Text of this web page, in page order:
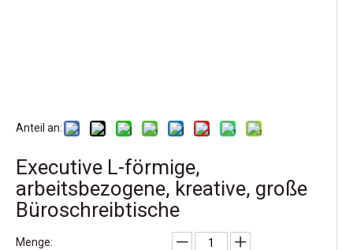
Anteil an:
Executive L-förmige,
arbeitsbezogene, kreative, große
Büroschreibtische
Menge: